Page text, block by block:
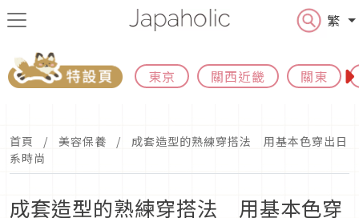
繁
東京 關西近畿 關東
首頁 美容保養
成套造型的熟練穿搭法 用基本色穿出日
系時尚
成套造型的熟練穿搭法 用基本色穿